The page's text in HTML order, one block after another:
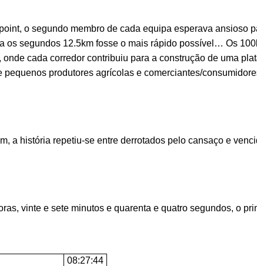
o segundo membro de cada equipa esperava ansioso
os segundos 12.5km fosse o mais rápido possível… Os
cada corredor contribuiu para a construção de uma
pequenos produtores agrícolas e comerciantes/
a história repetiu-se entre derrotados pelo cansaço e
vinte e sete minutos e quarenta e quatro segundos, o
08:27:44